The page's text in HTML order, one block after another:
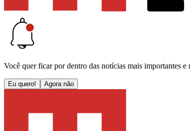
Você quer ficar por dentro das notícias mais importantes e
Eu quero! Agora não